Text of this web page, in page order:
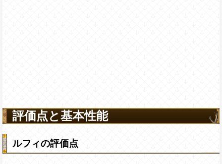
評価点と基本性能
ルフィの評価点